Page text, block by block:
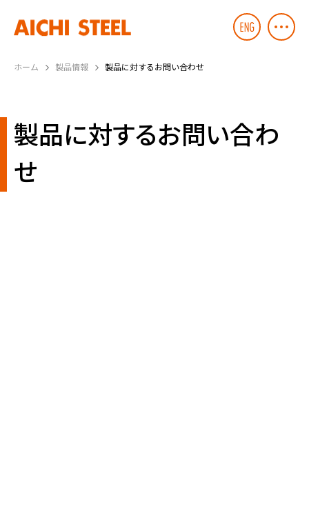
ホーム 製品情報 製品に対するお問い合わせ
製品に対するお問い合わ
せ